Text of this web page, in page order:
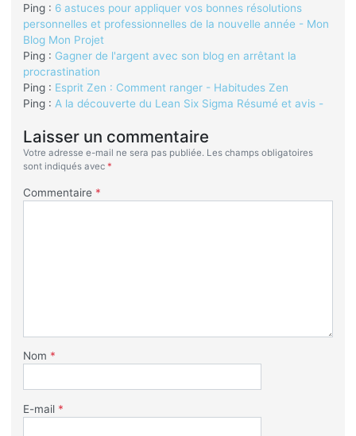
Ping : 6 astuces pour appliquer vos bonnes résolutions
personnelles et professionnelles de la nouvelle année - Mon
Blog Mon Projet
Ping : Gagner de l'argent avec son blog en arrêtant la
procrastination
Ping : Esprit Zen : Comment ranger - Habitudes Zen
Ping : A la découverte du Lean Six Sigma Résumé et avis -
Laisser un commentaire
Votre adresse e-mail ne sera pas publiée. Les champs obligatoires
sont indiqués avec *
Commentaire *
Nom *
E-mail *